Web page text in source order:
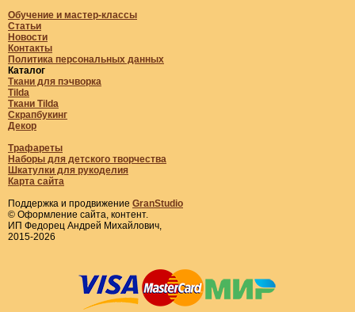
Обучение и мастер-классы
Статьи
Новости
Контакты
Политика персональных данных
Каталог
Ткани для пэчворка
Tilda
Ткани Tilda
Скрапбукинг
Декор
Трафареты
Наборы для детского творчества
Шкатулки для рукоделия
Карта сайта
Поддержка и продвижение GranStudio
© Оформление сайта, контент.
ИП Федорец Андрей Михайлович,
2015-2026